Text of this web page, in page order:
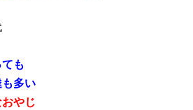
も
多い
やじ